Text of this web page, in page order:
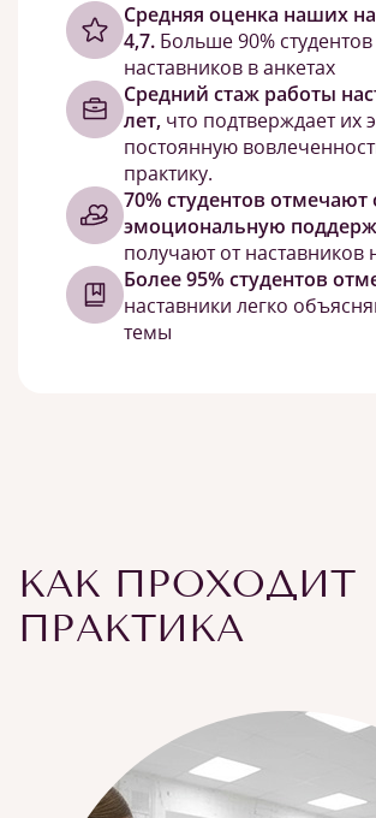
Cредняя оценка наших
4,7. Больше 90%
наставников в анкетах
Средний стаж работы
лет, что подтверждает их
постоянную
практику.
70% студентов
эмоциональную
получают от наставников
Более 95% студентов
наставники легко
темы
КАК ПРОХОДИТ
ПРАКТИКА